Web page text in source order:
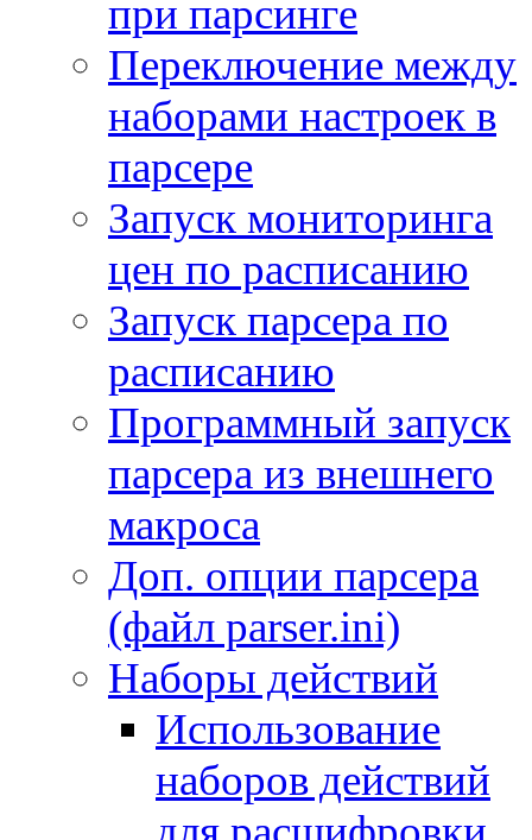
при парсинге
Переключение между
наборами настроек в
парсере
Запуск мониторинга
цен по расписанию
Запуск парсера по
расписанию
Программный запуск
парсера из внешнего
макроса
Доп. опции парсера
(файл parser.ini)
Наборы действий
Использование
наборов действий